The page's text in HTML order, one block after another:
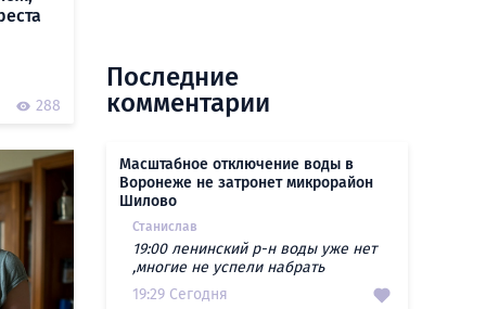
288
Последние
комментарии
Масштабное отключение воды в
Воронеже не затронет микрорайон
Шилово
Станислав
19:00 ленинский р-н воды уже нет
,многие не успели набрать
19:29 Сегодня